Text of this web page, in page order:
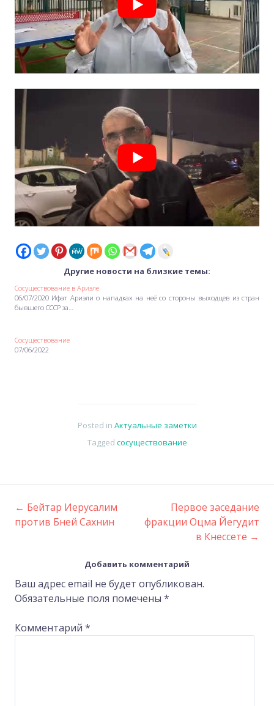
Другие новости на близкие темы:
Сосуществование в Ариэле
06/07/2020 Ифат Ариэли о нападках на неё со стороны выходцев из стран
бывшего СССР за…
Сосуществование
07/06/2022
Posted in Актуальные заметки
Tagged сосуществование
Post
navigation
← Бейтар Иерусалим
против Бней Сахнин
Первое заседание
фракции Оцма Йегудит
в Кнессете →
Добавить комментарий
Ваш адрес email не будет опубликован.
Обязательные поля помечены *
Комментарий *